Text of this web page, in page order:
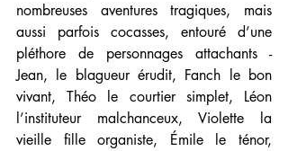
nombreuses aventures tragiques, mais
aussi parfois cocasses, entouré d’une
pléthore de personnages attachants -
Jean, le blagueur érudit, Fanch le bon
vivant, Théo le courtier simplet, Léon
l’instituteur malchanceux, Violette la
vieille fille organiste, Émile le ténor,